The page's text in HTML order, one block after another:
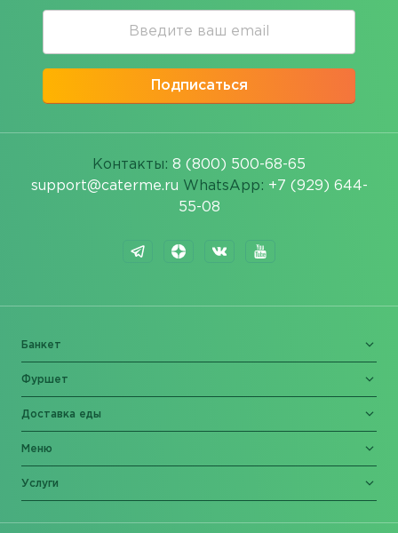
Подписаться
Контакты: 8 (800) 500-68-65
support@caterme.ru WhatsApp: +7 (929) 644-
55-08
Банкет
Фуршет
Доставка еды
Меню
Услуги